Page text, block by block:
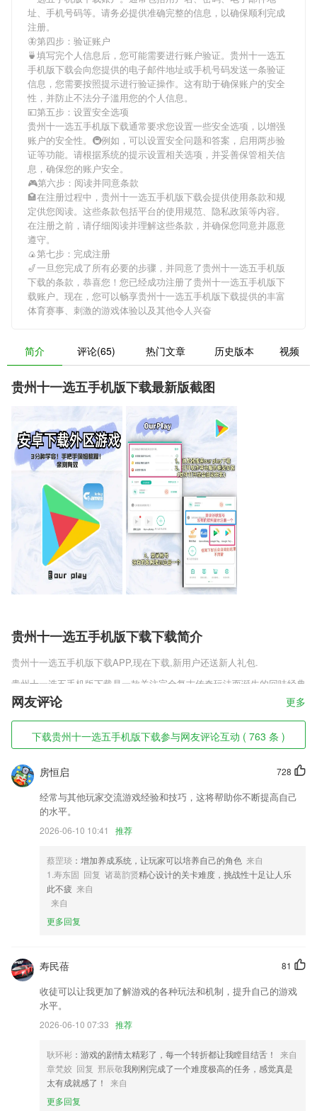
址、手机号码等。请务必提供准确完整的信息，以确保顺利完成
注册。
🦋第四步：验证账户
🍵填写完个人信息后，您可能需要进行账户验证。 贵州十一选五
手机版下载会向您提供的电子邮件地址或手机号码发送一条验证
信息，您需要按照提示进行验证操作。这有助于确保账户的安全
性，并防止不法分子滥用您的个人信息。
💴第五步：设置安全选项
贵州十一选五手机版下载通常要求您设置一些安全选项，以增强
账户的安全性。🚇例如，可以设置安全问题和答案，启用两步验
证等功能。请根据系统的提示设置相关选项，并妥善保管相关信
息，确保您的账户安全。
🎮第六步：阅读并同意条款
🏩在注册过程中， 贵州十一选五手机版下载会提供使用条款和规
定供您阅读。这些条款包括平台的使用规范、隐私政策等内容。
在注册之前，请仔细阅读并理解这些条款，并确保您同意并愿意
遵守。
🍙第七步：完成注册
🎷一旦您完成了所有必要的步骤，并同意了贵州十一选五手机版
下载的条款，恭喜您！您已经成功注册了贵州十一选五手机版下
载账户。现在，您可以畅享贵州十一选五手机版下载提供的丰富
体育赛事、刺激的游戏体验以及其他令人兴奋
简介 评论(65) 热门文章 历史版本 视频
贵州十一选五手机版下载最新版截图
贵州十一选五手机版下载下载简介
贵州十一选五手机版下载APP,现在下载,新用户还送新人礼包.
贵州十一选五手机版下载是一款关注完全复古传奇玩法而诞生的回味经典
的传奇手游，这款传奇游戏不像同类型的传奇游戏那么的繁琐杂乱，而是
整个游戏内容都只有一个字贯穿始终，那就是：杀！有人攻城？杀！有人
夺宝？杀！在这款游戏里就是这么霸道，就是这么的不讲道理。
贵州十一选五手机版下载软件特色
1,快速的换装服务
2,学玩结合
3,专业知识，授课技能双向考核制，教学质量更有保障。
4,新增考前押密服务，绝密资料助你临考冲刺；
5,当用户需要法律支援时，系统还会有各种各样的交通法供用户参考。
6,课文点读:让学生不仅可以手工点读课文,哪里不会点哪里;也可以软件自
动朗读课文
贵州十一选五手机版下载软件优势
2.每天15分钟，依据孩子注意力特点和记忆遗忘曲线，打造完整学习闭
环，孩子学得会记得牢。
3.收集小狗的食物
4.还搭载了智能的随堂检测服务，随时对学习成果等进行检测处理
6.电力资讯
贵州十一选五手机版下载更新了什么?
外协油卡增加油费转让功能
网友评论 更多
下载贵州十一选五手机版下载参与网友评论互动 ( 763 条 )
728
房恒启
经常与其他玩家交流游戏经验和技巧，这将帮助你不断提高自己
的水平。
2026-06-10 10:41 推荐
蔡罡琰 ：增加养成系统，让玩家可以培养自己的角色 来自
1.寿东固 回复 诸葛韵贤精心设计的关卡难度，挑战性十足让人乐
此不疲 来自
来自
更多回复
81
寿民蓓
收徒可以让我更加了解游戏的各种玩法和机制，提升自己的游戏
水平。
2026-06-10 07:33 推荐
耿环彬 ：游戏的剧情太精彩了，每一个转折都让我瞠目结舌！
来自
章梵姣 回复 邢辰敬我刚刚完成了一个难度极高的任务，感觉真是
太有成就感了！
来自
更多回复